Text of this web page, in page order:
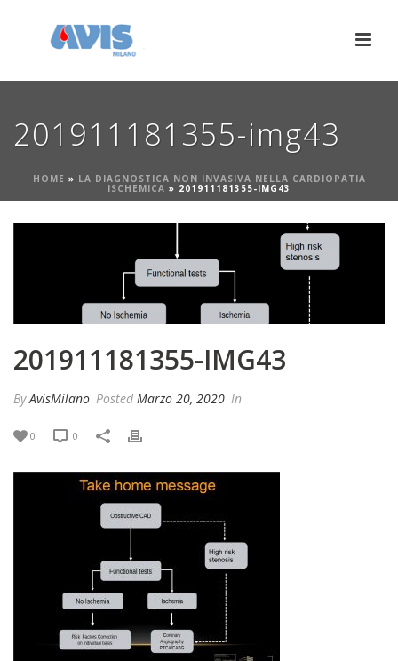
201911181355-img43
HOME » LA DIAGNOSTICA NON INVASIVA NELLA CARDIOPATIA
ISCHEMICA » 201911181355-IMG43
201911181355-IMG43
ByAvisMilano Posted Marzo 20, 2020 In
0 0